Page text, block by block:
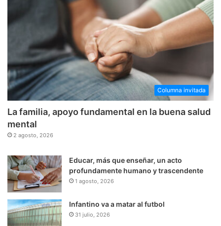
Columna invitada
La familia, apoyo fundamental en la buena salud
mental
2 agosto, 2026
Educar, más que enseñar, un acto
profundamente humano y trascendente
1 agosto, 2026
Infantino va a matar al futbol
31 julio, 2026